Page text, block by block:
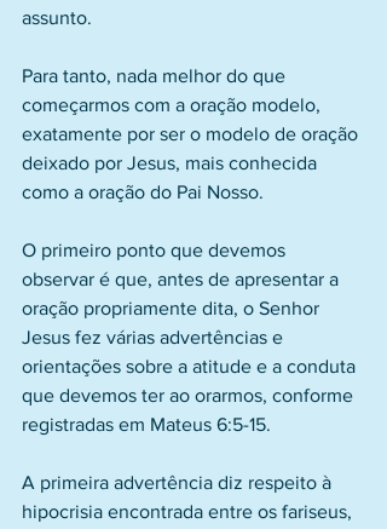
assunto.
Para tanto, nada melhor do que
começarmos com a oração modelo,
exatamente por ser o modelo de oração
deixado por Jesus, mais conhecida
como a oração do Pai Nosso.
O primeiro ponto que devemos
observar é que, antes de apresentar a
oração propriamente dita, o Senhor
Jesus fez várias advertências e
orientações sobre a atitude e a conduta
que devemos ter ao orarmos, conforme
registradas em Mateus 6:5-15.
A primeira advertência diz respeito à
hipocrisia encontrada entre os fariseus,